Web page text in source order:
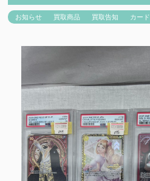
お知らせ 買取商品 買取告知 カード